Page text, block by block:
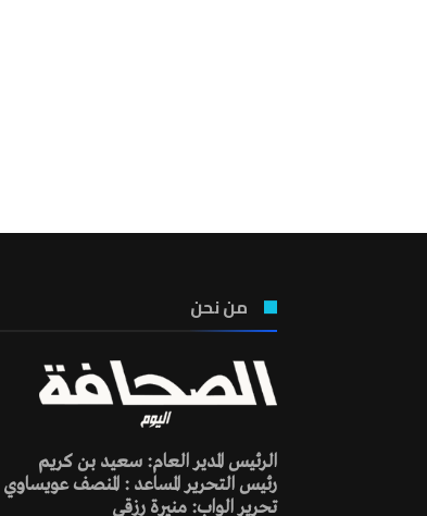
من نحن
الرئيس المدير العام: سعيد بن كريم
رئيس التحرير المساعد : المنصف عويساوي
تحرير الواب: منيرة رزقي